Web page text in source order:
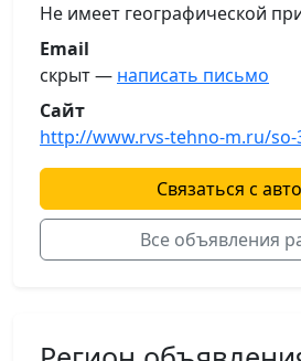
Не имеет географической
Email
скрыт — написать письмо
Сайт
http://www.rvs-tehno-m.ru/so-
Связаться с
Все объявления